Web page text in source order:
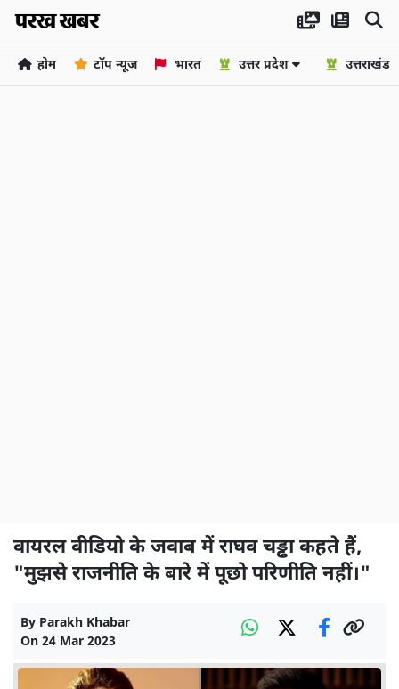
होम टॉप न्यूज भारत उत्तर प्रदेश उत्तराखंड
वायरल वीडियो के जवाब में राघव चड्ढा कहते हैं,
"मुझसे राजनीति के बारे में पूछो परिणीति नहीं।"
By Parakh Khabar
On 24 Mar 2023